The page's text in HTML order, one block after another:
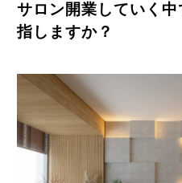
サロン開業していく
指しますか？